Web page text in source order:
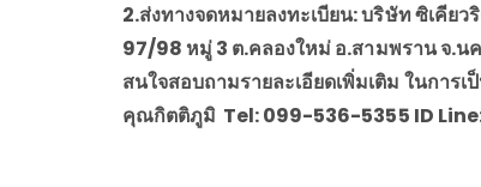
2.ส่งทางจดหมายลงทะเบียน: บริษัท ซิเคียว
97/98 หมู่ 3 ต.คลองใหม่ อ.สามพรานจ.น
สนใจสอบถามรายละเอียดเพิ่มเติม ในการ
คุณกิตติภูมิ Tel: 099-536-5355 ID